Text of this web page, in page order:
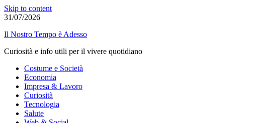
Skip to content
31/07/2026
Il Nostro Tempo è Adesso
Curiosità e info utili per il vivere quotidiano
Costume e Società
Economia
Impresa & Lavoro
Curiosità
Tecnologia
Salute